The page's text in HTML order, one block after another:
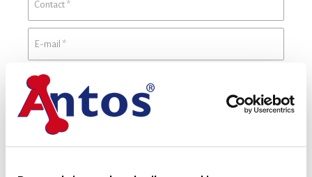
BUSINESS
Vul svp in als je een onderneming voor